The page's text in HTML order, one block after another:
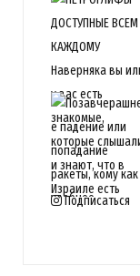
Подписаться